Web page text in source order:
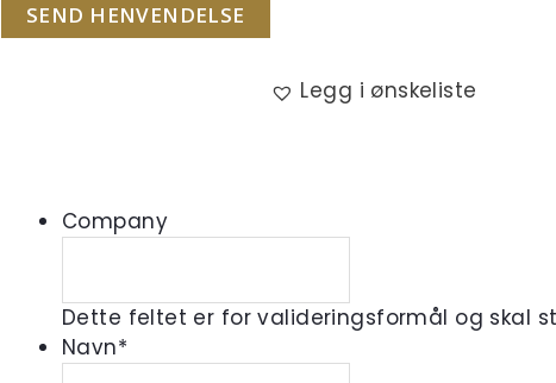
SEND HENVENDELSE
Legg i ønskeliste
Company
Dette feltet er for valideringsformål og skal
Navn*